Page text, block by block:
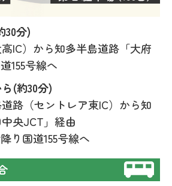
分)
IC）から知多半島道路「大府
155号線へ
(約30分)
路（セントレア東IC）から知
央JCT」経由
り国道155号線へ